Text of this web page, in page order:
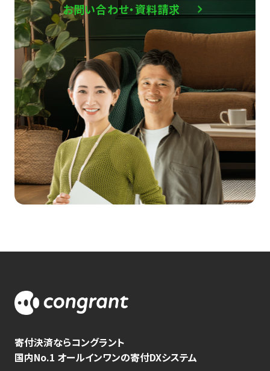
お問い合わせ・資料請求
寄付決済ならコングラント
国内No.1 オールインワンの寄付DXシステム